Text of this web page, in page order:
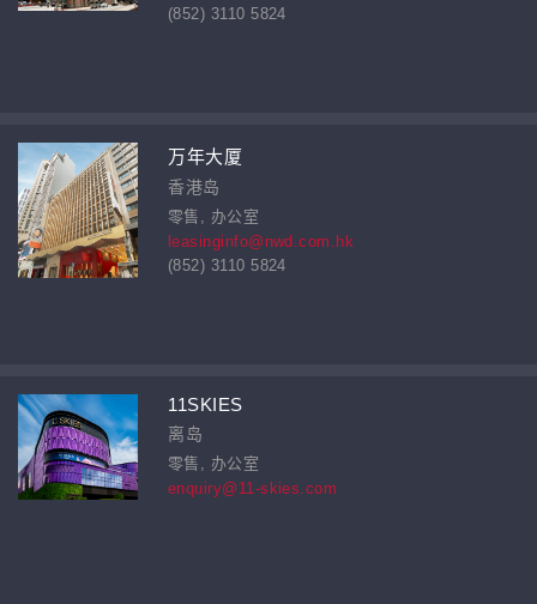
(852) 3110 5824
万年大厦
香港岛
零售, 办公室
leasinginfo@nwd.com.hk
(852) 3110 5824
11SKIES
离岛
零售, 办公室
enquiry@11-skies.com